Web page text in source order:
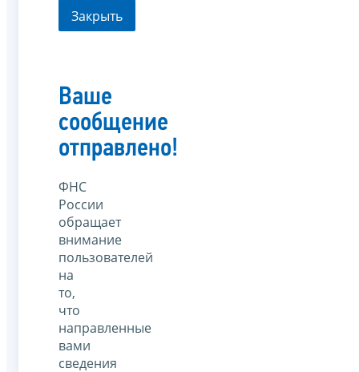
Закрыть
Ваше
сообщение
отправлено!
ФНС
России
обращает
внимание
пользователей
на
то,
что
направленные
вами
сведения